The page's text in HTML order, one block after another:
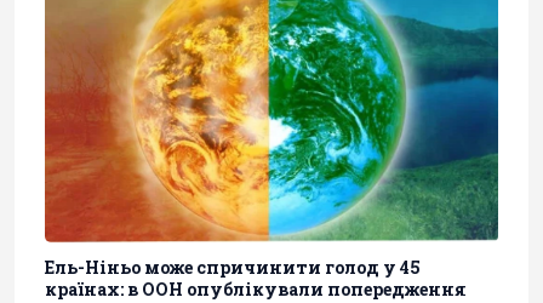
Ель-Ніньо може спричинити голод у 45
країнах: в ООН опублікували попередження